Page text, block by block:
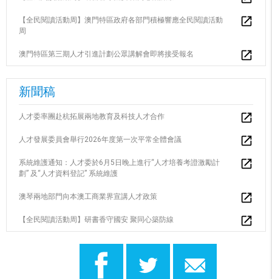
【全民閱讀活動周】澳門特區政府各部門積極響應全民閱讀活動
周
澳門特區第三期人才引進計劃公眾講解會即將接受報名
新聞稿
人才委率團赴杭拓展兩地教育及科技人才合作
人才發展委員會舉行2026年度第一次平常全體會議
系統維護通知：人才委於6月5日晚上進行“人才培養考證激勵計
劃” 及“人才資料登記” 系統維護
澳琴兩地部門向本澳工商業界宣講人才政策
【全民閱讀活動周】研書香守國安 聚同心築防線